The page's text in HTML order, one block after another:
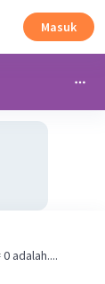
Masuk
adalah....